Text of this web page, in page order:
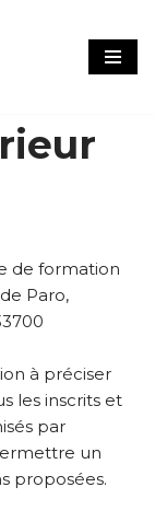
de formation
Paro,
à préciser
les inscrits et
par
un
proposées.